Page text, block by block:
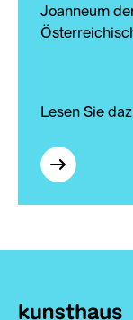
Joanneum
Lesen Sie